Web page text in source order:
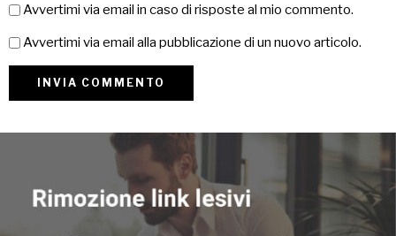
Avvertimi via email in caso di risposte al mio commento.
Avvertimi via email alla pubblicazione di un nuovo articolo.